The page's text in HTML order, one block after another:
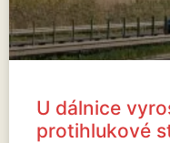
U dálnice
protihlukové